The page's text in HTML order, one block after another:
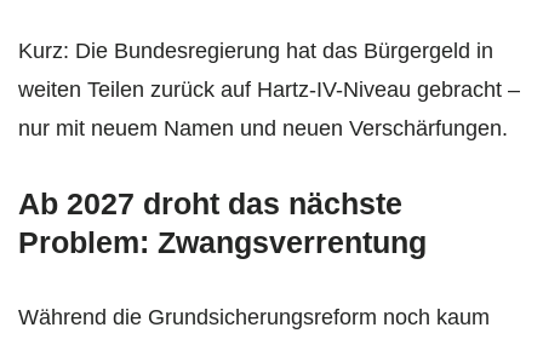
Kurz: Die Bundesregierung hat das Bürgergeld in
weiten Teilen zurück auf Hartz-IV-Niveau gebracht –
nur mit neuem Namen und neuen Verschärfungen.
Ab 2027 droht das nächste
Problem: Zwangsverrentung
Während die Grundsicherungsreform noch kaum